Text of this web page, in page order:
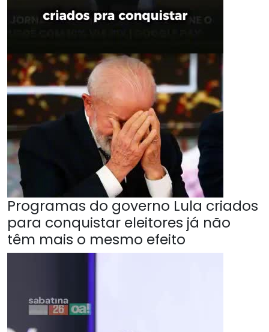
Programas do governo Lula criados
para conquistar eleitores já não
têm mais o mesmo efeito